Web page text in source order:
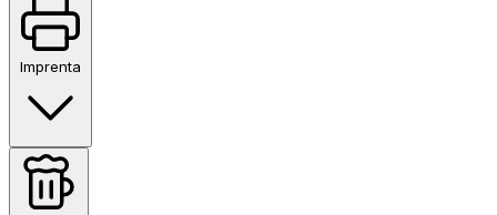
Imprenta